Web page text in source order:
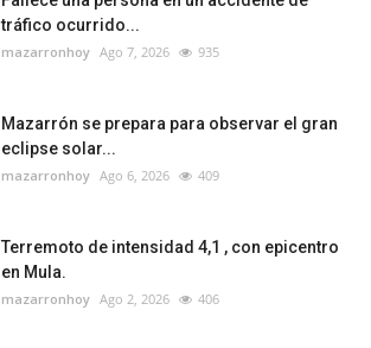
tráfico ocurrido...
mazarronhoy Ago 7, 2026 935
Mazarrón se prepara para observar el gran
eclipse solar...
mazarronhoy Ago 6, 2026 409
Terremoto de intensidad 4,1 , con epicentro
en Mula.
mazarronhoy Ago 2, 2026 406